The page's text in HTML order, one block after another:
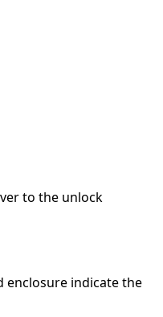
to the unlock
enclosure indicate the